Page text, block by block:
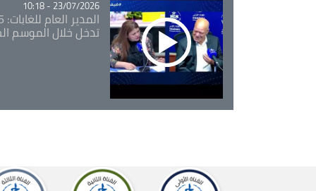
23/07/2026 - 10:18
تدخل خلال الموسم